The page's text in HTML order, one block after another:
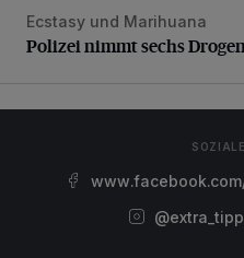
Polizei nimmt sechs
Ecstasy und Marihuana
Polizei nimmt sechs